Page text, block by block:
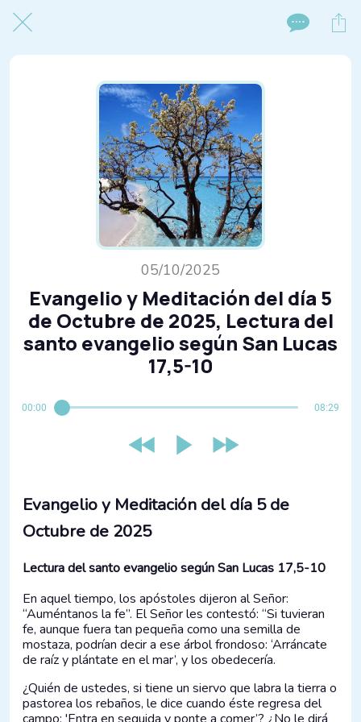
05/10/2025
Evangelio y Meditación del día 5
de Octubre de 2025, Lectura del
santo evangelio según San Lucas
17,5-10
00:00 08:29
Evangelio y Meditación del día 5 de
Octubre de 2025
Lectura del santo evangelio según San Lucas 17,5-10
En aquel tiempo, los apóstoles dijeron al Señor:
“Auméntanos la fe”. El Señor les contestó: “Si tuvieran
fe, aunque fuera tan pequeña como una semilla de
mostaza, podrían decir a ese árbol frondoso: ‘Arráncate
de raíz y plántate en el mar’, y los obedecería.
¿Quién de ustedes, si tiene un siervo que labra la tierra o
pastorea los rebaños, le dice cuando éste regresa del